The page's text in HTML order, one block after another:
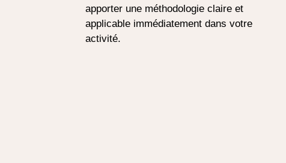
apporter une méthodologie claire et
applicable immédiatement dans votre
activité.